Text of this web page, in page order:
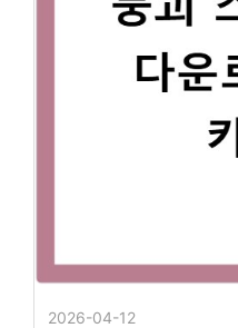
2026-04-12